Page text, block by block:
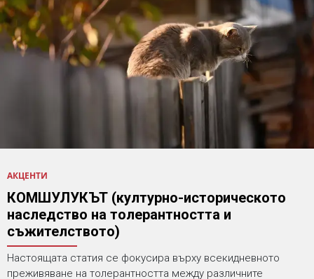
АКЦЕНТИ
КОМШУЛУКЪТ (културно-историческото
наследство на толерантността и
съжителството)
Настоящата статия се фокусира върху всекидневното
преживяване на толерантността между различните